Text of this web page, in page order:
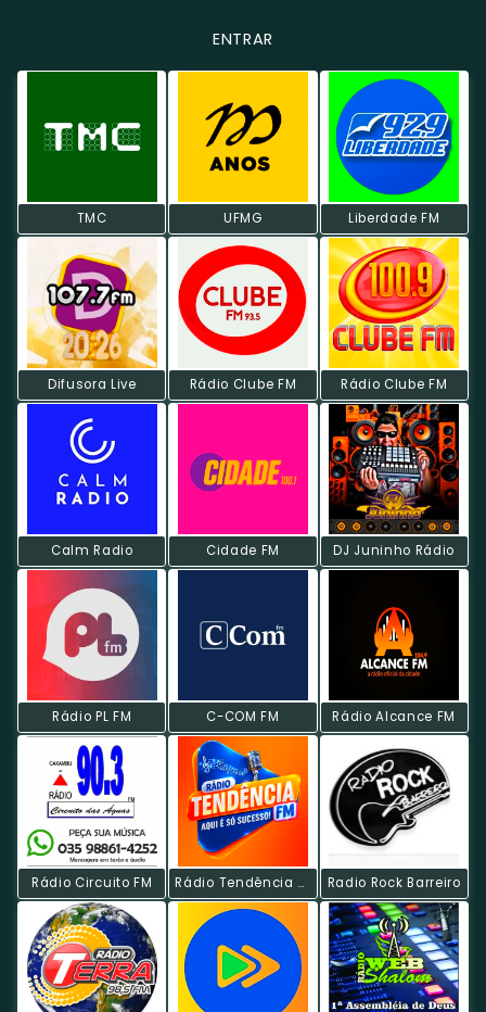
ENTRAR
TMC UFMG Liberdade FM
Difusora Live Rádio Clube FM Rádio Clube FM
Calm Radio Cidade FM DJ Juninho Rádio
Rádio PL FM C-COM FM Rádio Alcance FM
Rádio Circuito FM Rádio Tendência FM Radio Rock Barreiro